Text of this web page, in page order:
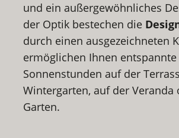
und ein außergewöhnliches
der Optik bestechen die
durch einen ausgezeichneten
ermöglichen Ihnen entspannte
Sonnenstunden auf der
Wintergarten, auf der Veranda
Garten.